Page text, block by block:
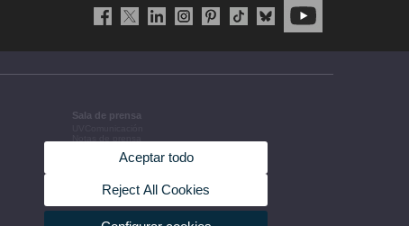
Sala de prensa
Acuerdos de gobierno
Aceptar todo
Reject All Cookies